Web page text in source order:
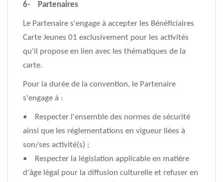
6- Partenaires
Le Partenaire s'engage à accepter les Bénéficiaires
Carte Jeunes 01 exclusivement pour les activités
qu'il propose en lien avec les thématiques de la
carte.
Pour la durée de la convention, le Partenaire
s'engage à :
• Respecter l'ensemble des normes de sécurité
ainsi que les réglementations en vigueur liées à
son/ses activité(s) ;
• Respecter la législation applicable en matière
d'âge légal pour la diffusion culturelle et refuser en